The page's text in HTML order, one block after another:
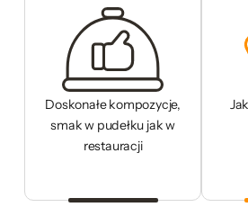
Doskonałe kompozycje,
smak w pudełku jak w
restauracji